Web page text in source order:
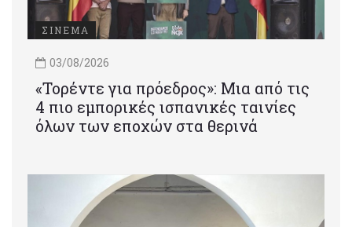
ΣΙΝΕΜΑ
03/08/2026
«Τορέντε για πρόεδρος»: Mια από τις
4 πιο εμπορικές ισπανικές ταινίες
όλων των εποχών στα θερινά